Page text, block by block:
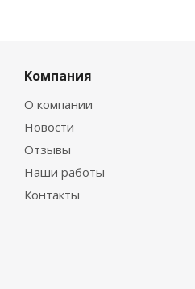
Компания
О компании
Новости
Отзывы
Наши работы
Контакты